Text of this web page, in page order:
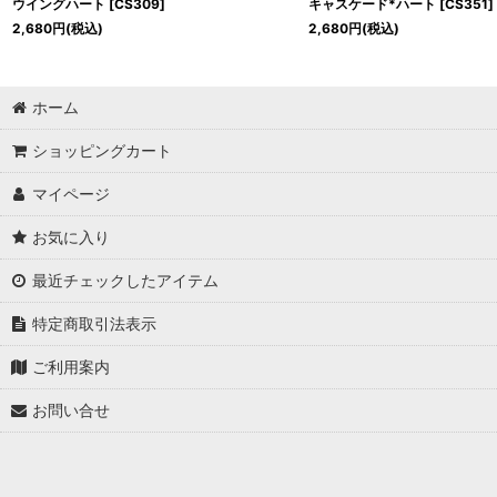
ウイングハート [CS309]
2,680円(税込)
キャスケード*ハート [CS351 ]
2,680円(税込)
ホーム
ショッピングカート
マイページ
お気に入り
最近チェックしたアイテム
特定商取引法表示
ご利用案内
お問い合せ